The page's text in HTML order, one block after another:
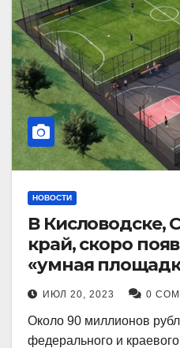
НОВОСТИ
В Кисловодске,
край, скоро
«умная
ИЮЛ 20, 2023 0
Около 90 миллионов
федерального и